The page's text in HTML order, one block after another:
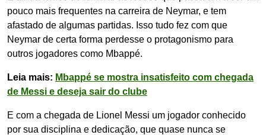
pouco mais frequentes na carreira de Neymar, e tem
afastado de algumas partidas. Isso tudo fez com que
Neymar de certa forma perdesse o protagonismo para
outros jogadores como Mbappé.
Leia mais: Mbappé se mostra insatisfeito com chegada
de Messi e deseja sair do clube
E com a chegada de Lionel Messi um jogador conhecido
por sua disciplina e dedicação, que quase nunca se